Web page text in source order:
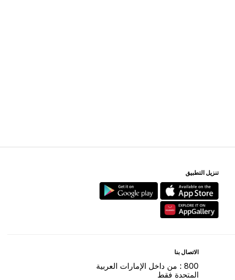
ﺗﻨﺰﻳﻞ اﻟﺘﻄﺒﻴﻖ
اﻻﺗﺼﺎﻝ ﺑﻨﺎ
800 : ﻣﻦ ﺩاﺧﻞ اﻹﻣﺎﺭاﺕ اﻟﻌﺮﺑﻴﺔ
اﻟﻤﺘﺤﺪﺓ ﻓﻘﻂ